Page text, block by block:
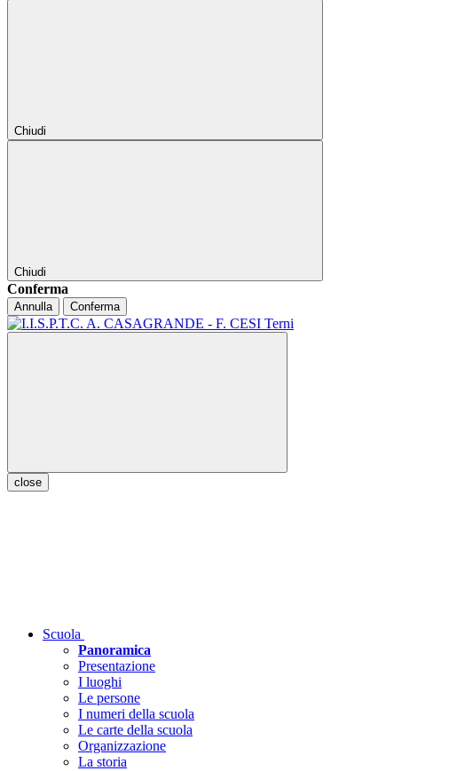
Chiudi
Chiudi
Conferma
Annulla Conferma
close
Scuola
Panoramica
Presentazione
I luoghi
Le persone
I numeri della scuola
Le carte della scuola
Organizzazione
La storia